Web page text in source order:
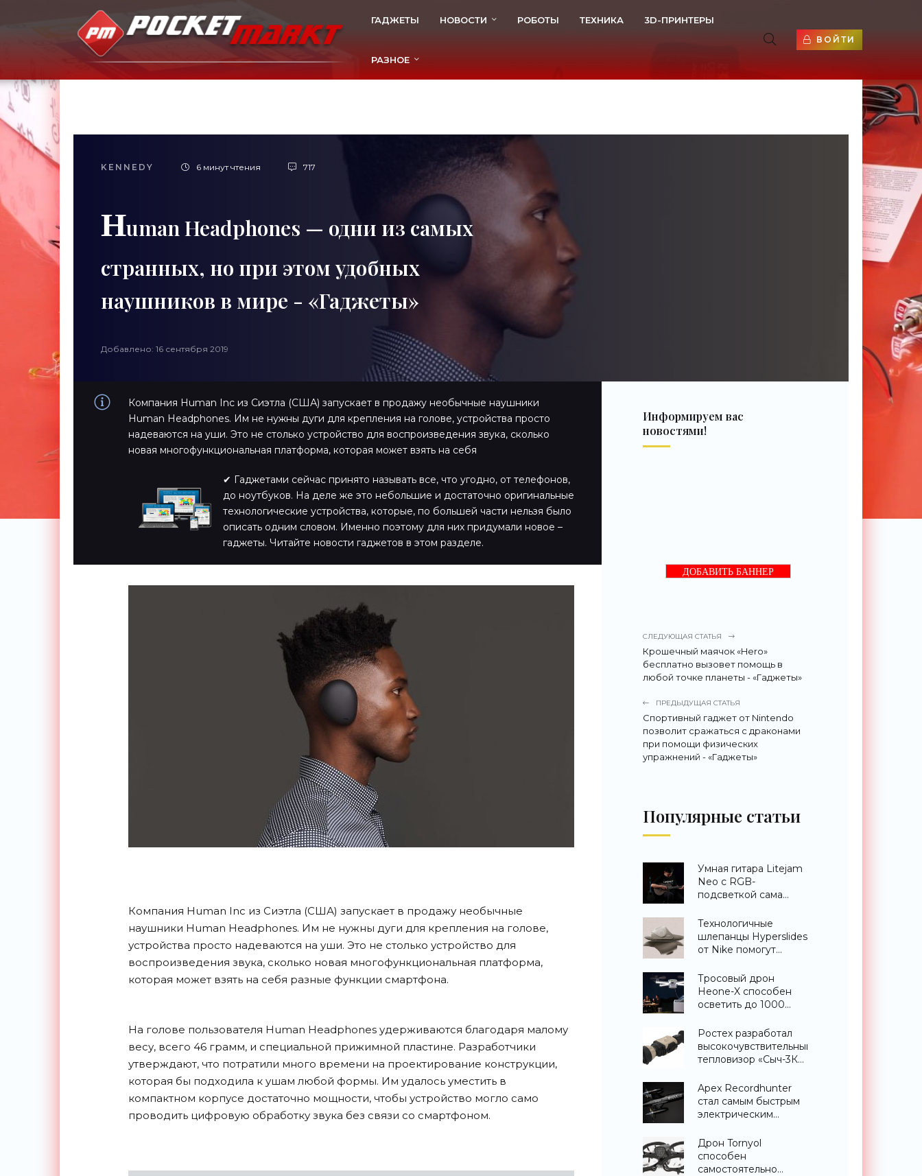
ГАДЖЕТЫ НОВОСТИ РОБОТЫ ТЕХНИКА 3D-ПРИНТЕРЫ
РАЗНОЕ
ВОЙТИ
KENNEDY 6 минут чтения 717
Human Headphones — одни из самых
странных, но при этом удобных
наушников в мире - «Гаджеты»
Добавлено: 16 сентября 2019
Компания Human Inc из Сиэтла (США) запускает в продажу необычные наушники
Human Headphones. Им не нужны дуги для крепления на голове, устройства просто
надеваются на уши. Это не столько устройство для воспроизведения звука, сколько
новая многофункциональная платформа, которая может взять на себя
✔ Гаджетами сейчас принято называть все, что угодно, от телефонов,
до ноутбуков. На деле же это небольшие и достаточно оригинальные
технологические устройства, которые, по большей части нельзя было
описать одним словом. Именно поэтому для них придумали новое –
гаджеты. Читайте новости гаджетов в этом разделе.
Компания Human Inc из Сиэтла (США) запускает в продажу необычные
наушники Human Headphones. Им не нужны дуги для крепления на голове,
устройства просто надеваются на уши. Это не столько устройство для
воспроизведения звука, сколько новая многофункциональная платформа,
которая может взять на себя разные функции смартфона.
На голове пользователя Human Headphones удерживаются благодаря малому
весу, всего 46 грамм, и специальной прижимной пластине. Разработчики
утверждают, что потратили много времени на проектирование конструкции,
которая бы подходила к ушам любой формы. Им удалось уместить в
компактном корпусе достаточно мощности, чтобы устройство могло само
проводить цифровую обработку звука без связи со смартфоном.
Информируем вас
новостями!
ДОБАВИТЬ БАННЕР
СЛЕДУЮЩАЯ СТАТЬЯ
Крошечный маячок «Hero»
бесплатно вызовет помощь в
любой точке планеты - «Гаджеты»
ПРЕДЫДУЩАЯ СТАТЬЯ
Спортивный гаджет от Nintendo
позволит сражаться с драконами
при помощи физических
упражнений - «Гаджеты»
Популярные статьи
Умная гитара Litejam
Neo с RGB-
подсветкой сама
«Гаджеты»
Технологичные
шлепанцы Hyperslides
от Nike помогут
ноги после
тренировки -
«Гаджеты»
Тросовый дрон
Heone-X способен
осветить до 1000
земли -
«Беспилотники»
Ростех разработал
высокочувствительный
тепловизор «Сыч-3К»
распознавания до 2
км - «Гаджеты»
Apex Recordhunter
стал самым быстрым
электрическим
«Беспилотники»
Дрон Tornyol
способен
самостоятельно